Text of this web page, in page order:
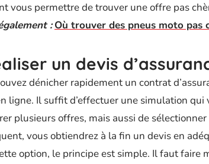
vous permettre de trouver une offre pas
: Où trouver des pneus moto pas
un devis
dénicher rapidement un contrat
ligne. Il suffit d’effectuer une simulation
plusieurs offres, mais aussi de
vous obtiendrez à la fin un devis en
option, le principe est simple. Il faut faire